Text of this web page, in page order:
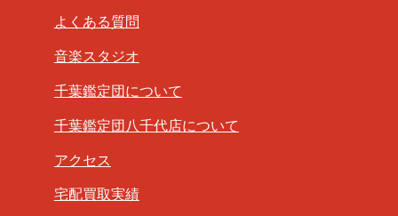
よくある質問
音楽スタジオ
千葉鑑定団について
千葉鑑定団八千代店について
アクセス
宅配買取実績